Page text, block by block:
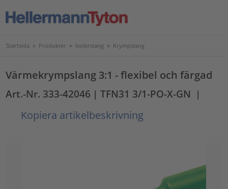
Startsida > Produkter > Isolerslang > Krympslang
Värmekrympslang 3:1 - flexibel och färgad
Art.-Nr. 333-42046 | TFN31 3/1-PO-X-GN |
Kopiera artikelbeskrivning